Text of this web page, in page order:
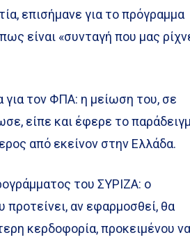
επισήμανε για το πρόγραμμα
είναι «συνταγή που μας
για τον ΦΠΑ: η μείωση του, σε
είπε και έφερε το
από εκείνον στην Ελλάδα.
του ΣΥΡΙΖΑ: ο
αν εφαρμοσθεί, θα
κερδοφορία, προκειμένου να